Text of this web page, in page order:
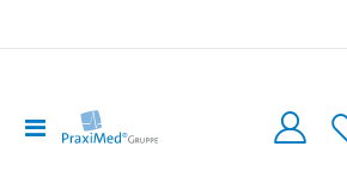
Navigation
umschalten